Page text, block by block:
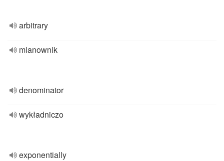
arbitrary
mianownik
denominator
wykładniczo
exponentially